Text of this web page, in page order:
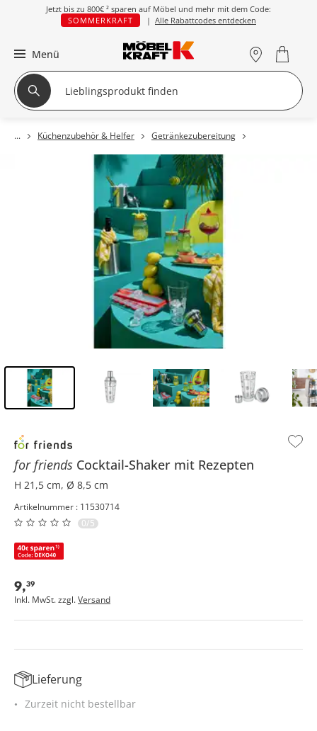
Jetzt bis zu 800€ ² sparen auf Möbel und mehr mit dem Code:
SOMMERKRAFT
| Alle Rabattcodes entdecken
Menü
Küchenzubehör & Helfer Getränkezubereitung
for friends Cocktail-Shaker mit Rezepten
H 21,5 cm, Ø 8,5 cm
Artikelnummer : 11530714
0/5
9,39
Inkl. MwSt. zzgl.Versand
Lieferung
Zurzeit nicht bestellbar